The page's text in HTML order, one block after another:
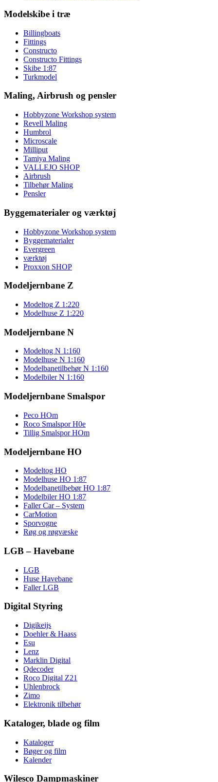
Modelskibe i træ
Billingboats
Fittings
Constructo
Constructo Fittings
Skibe 1:87
Turkmodel
Maling, Airbrush og pensler
Hobbyzone Workshop system
Revell Maling
Humbrol
Microscale
Milliput
Tamiya Maling
VALLEJO SHOP
Airbrush
Tilbehør Maling
Pensler
Byggematerialer og værktøj
Hobbyzone Workshop system
Byggematerialer
Evergreen
værktøj
Proxxon SHOP
Modeljernbane Z
Modeltog Z 1:220
Modelhuse Z 1:220
Modeljernbane N
Modeltog N 1:160
Modelhuse N 1:160
Modelbanetilbehør N 1:160
Modelbiler N 1:160
Modeljernbane Smalspor
Peco HOm
Roco Smalspor H0e
Tillig Smalspor HOm
Modeljernbane HO
Modeltog HO
Modelhuse HO 1:87
Modelbanetilbebør HO 1:87
Modelbiler HO 1:87
Faller Car – System
CarMotion
Sporvogne
Røg og røgvæske
LGB – Havebane
LGB
Huse Havebane
Faller LGB
Digital Styring
Digikeijs
Doehler & Haass
Esu
Lenz
Marklin Digital
Qdecoder
Roco Digital Z21
Uhlenbrock
Zimo
Elektronik tilbehør
Kataloger, blade og film
Kataloger
Bøger og film
Kalender
Wilesco Dampmaskiner